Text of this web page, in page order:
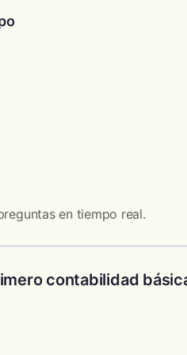
en tiempo real.
contabilidad